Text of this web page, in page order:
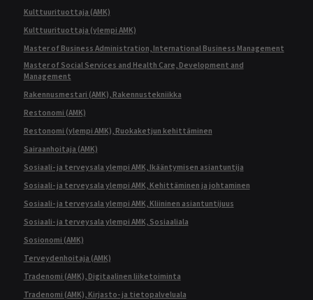
Kulttuurituottaja (AMK)
Kulttuurituottaja (ylempi AMK)
Master of Business Administration, International Business Management
Master of Social Services and Health Care, Development and
Management
Rakennusmestari (AMK), Rakennustekniikka
Restonomi (AMK)
Restonomi (ylempi AMK), Ruokaketjun kehittäminen
Sairaanhoitaja (AMK)
Sosiaali- ja terveysala ylempi AMK, Ikääntymisen asiantuntija
Sosiaali- ja terveysala ylempi AMK, Kehittäminen ja johtaminen
Sosiaali- ja terveysala ylempi AMK, Kliininen asiantuntijuus
Sosiaali- ja terveysala ylempi AMK, Sosiaaliala
Sosionomi (AMK)
Terveydenhoitaja (AMK)
Tradenomi (AMK), Digitaalinen liiketoiminta
Tradenomi (AMK), Kirjasto- ja tietopalveluala